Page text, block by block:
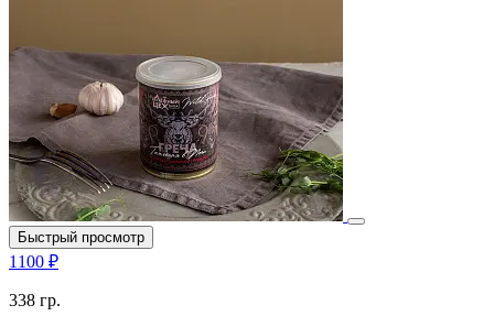
Быстрый просмотр
1100 ₽
338 гр.